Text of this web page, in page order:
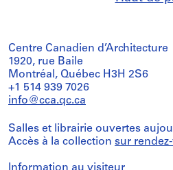
Centre Canadien d’Architecture
1920, rue Baile
Montréal, Québec H3H 2S6
+1 514 939 7026
info@cca.qc.ca
Salles et librairie ouvertes
Accès à la collection sur
Information au visiteur